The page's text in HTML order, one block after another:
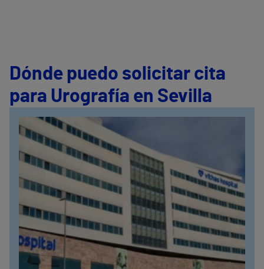
Dónde puedo solicitar cita
para Urografía en Sevilla